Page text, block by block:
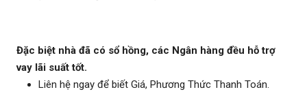
Đặc biệt nhà đã có sổ hồng, các Ngân hàng đều hỗ trợ
vay lãi suất tốt.
Liên hệ ngay để biết Giá, Phương Thức Thanh Toán.